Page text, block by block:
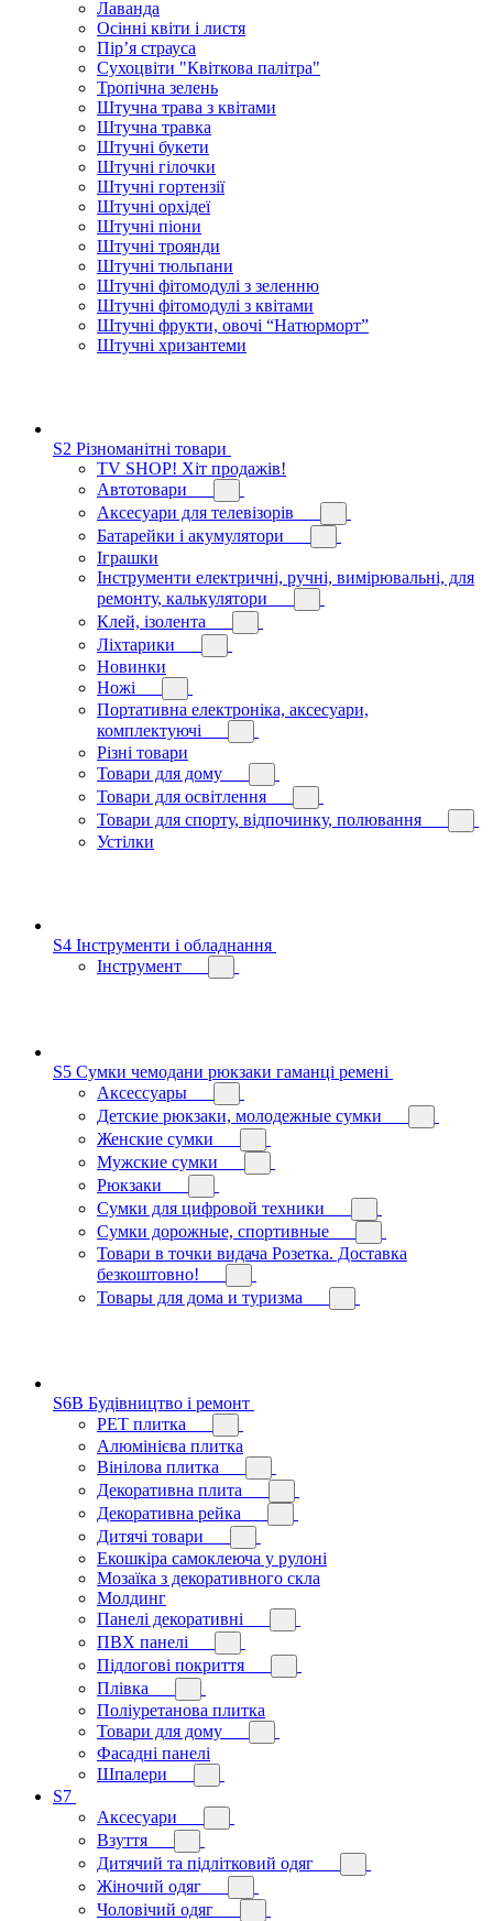
Лаванда
Осінні квіти і листя
Пір’я страуса
Сухоцвіти "Квіткова палітра"
Тропічна зелень
Штучна трава з квітами
Штучна травка
Штучні букети
Штучні гілочки
Штучні гортензії
Штучні орхідеї
Штучні піони
Штучні троянди
Штучні тюльпани
Штучні фітомодулі з зеленню
Штучні фітомодулі з квітами
Штучні фрукти, овочі “Натюрморт”
Штучні хризантеми
S2 Різноманітні товари
TV SHOP! Хіт продажів!
Автотовари
Аксесуари для телевізорів
Батарейки і акумулятори
Іграшки
Інструменти електричні, ручні, вимірювальні, для
ремонту, калькулятори
Клей, ізолента
Ліхтарики
Новинки
Ножі
Портативна електроніка, аксесуари,
комплектуючі
Різні товари
Товари для дому
Товари для освітлення
Товари для спорту, відпочинку, полювання
Устілки
S4 Інструменти і обладнання
Інструмент
S5 Сумки чемодани рюкзаки гаманці ремені
Аксессуары
Детские рюкзаки, молодежные сумки
Женские сумки
Мужские сумки
Рюкзаки
Сумки для цифровой техники
Сумки дорожные, спортивные
Товари в точки видача Розетка. Доставка
безкоштовно!
Товары для дома и туризма
S6B Будівництво і ремонт
PЕT плитка
Алюмінієва плитка
Вінілова плитка
Декоративна плита
Декоративна рейка
Дитячі товари
Екошкіра самоклеюча у рулоні
Мозаїка з декоративного скла
Молдинг
Панелі декоративні
ПВХ панелі
Підлогові покриття
Плівка
Поліуретанова плитка
Товари для дому
Фасадні панелі
Шпалери
S7
Аксесуари
Взуття
Дитячий та підлітковий одяг
Жіночий одяг
Чоловічий одяг